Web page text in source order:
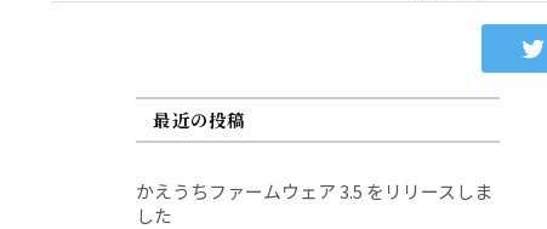
最近の投稿
かえうちファームウェア 3.5 をリリースしま
した